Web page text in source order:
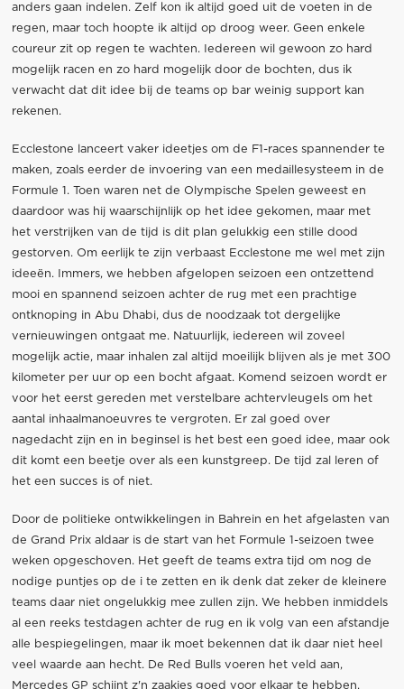
anders gaan indelen. Zelf kon ik altijd goed uit de voeten in de
regen, maar toch hoopte ik altijd op droog weer. Geen enkele
coureur zit op regen te wachten. Iedereen wil gewoon zo hard
mogelijk racen en zo hard mogelijk door de bochten, dus ik
verwacht dat dit idee bij de teams op bar weinig support kan
rekenen.
Ecclestone lanceert vaker ideetjes om de F1-races spannender te
maken, zoals eerder de invoering van een medaillesysteem in de
Formule 1. Toen waren net de Olympische Spelen geweest en
daardoor was hij waarschijnlijk op het idee gekomen, maar met
het verstrijken van de tijd is dit plan gelukkig een stille dood
gestorven. Om eerlijk te zijn verbaast Ecclestone me wel met zijn
ideeën. Immers, we hebben afgelopen seizoen een ontzettend
mooi en spannend seizoen achter de rug met een prachtige
ontknoping in Abu Dhabi, dus de noodzaak tot dergelijke
vernieuwingen ontgaat me. Natuurlijk, iedereen wil zoveel
mogelijk actie, maar inhalen zal altijd moeilijk blijven als je met 300
kilometer per uur op een bocht afgaat. Komend seizoen wordt er
voor het eerst gereden met verstelbare achtervleugels om het
aantal inhaalmanoeuvres te vergroten. Er zal goed over
nagedacht zijn en in beginsel is het best een goed idee, maar ook
dit komt een beetje over als een kunstgreep. De tijd zal leren of
het een succes is of niet.
Door de politieke ontwikkelingen in Bahrein en het afgelasten van
de Grand Prix aldaar is de start van het Formule 1-seizoen twee
weken opgeschoven. Het geeft de teams extra tijd om nog de
nodige puntjes op de i te zetten en ik denk dat zeker de kleinere
teams daar niet ongelukkig mee zullen zijn. We hebben inmiddels
al een reeks testdagen achter de rug en ik volg van een afstandje
alle bespiegelingen, maar ik moet bekennen dat ik daar niet heel
veel waarde aan hecht. De Red Bulls voeren het veld aan,
Mercedes GP schijnt z'n zaakjes goed voor elkaar te hebben,